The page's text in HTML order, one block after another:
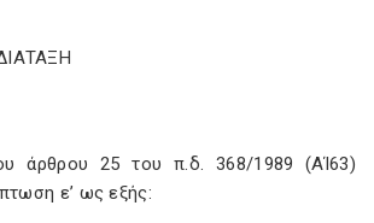
άρθρου 25 του π.δ. 368/1989 (ΑΊ63)
ε’ ως εξής: